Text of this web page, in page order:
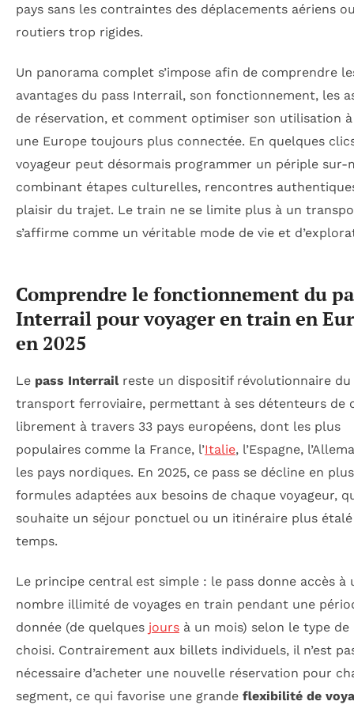
pays sans les contraintes des déplacements aériens
routiers trop rigides.
Un panorama complet s’impose afin de comprendre
avantages du pass Interrail, son fonctionnement, les
de réservation, et comment optimiser son utilisation
une Europe toujours plus connectée. En quelques
voyageur peut désormais programmer un périple sur-
combinant étapes culturelles, rencontres
plaisir du trajet. Le train ne se limite plus à un
s’affirme comme un véritable mode de vie et
Comprendre le fonctionnement du
Interrail pour voyager en train en
en 2025
Le pass Interrailreste un dispositif révolutionnaire du
transport ferroviaire, permettant à ses détenteurs de
librement à travers 33 pays européens, dont les plus
populaires comme la France, l’Italie, l’Espagne,
les pays nordiques. En 2025, ce pass se décline en
formules adaptées aux besoins de chaque voyageur,
souhaite un séjour ponctuel ou un itinéraire plus
temps.
Le principe central est simple : le pass donne accès à
nombre illimité de voyages en train pendant une
donnée (de quelques jours à un mois) selon le type
choisi. Contrairement aux billets individuels, il n’est
nécessaire d’acheter une nouvelle réservation pour
segment, ce qui favorise une grande flexibilité de